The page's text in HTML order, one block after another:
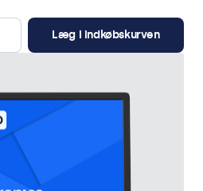
Læg i indkøbskurven